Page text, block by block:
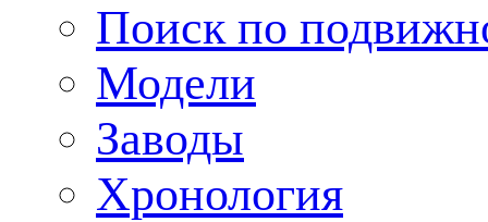
Поиск по
Модели
Заводы
Хронология